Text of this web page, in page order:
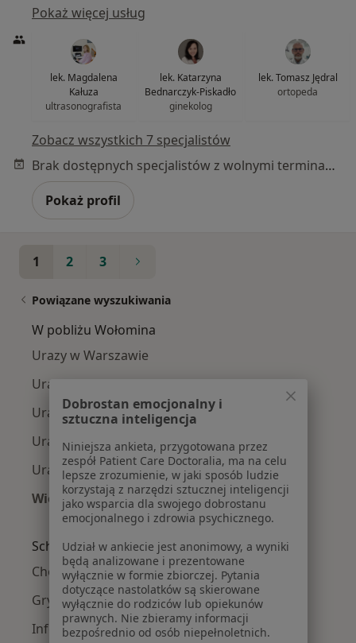
Pokaż więcej usług
lek. Magdalena
Kałuza
ultrasonografista
lek. Katarzyna
Bednarczyk-Piskadło
ginekolog
lek. Tomasz Jędral
ortopeda
Zobacz wszystkich 7 specjalistów
Brak dostępnych specjalistów z wolnymi terminami w tym centrum medycznym.
Pokaż profil
1 2 3
Powiązane wyszukiwania
W pobliżu Wołomina
Urazy w Warszawie
Urazy w Otwocku
Urazy w Pruszkowie
Urazy w Piasecznie
Urazy w Legionowie
Więcej (14)
Więcej w kategorii: W pobliżu Wołomina
Schorzenia w Wołominie
Choroby wieku dziecięcego w Wołominie
Grypa w Wołominie
Infekcje dróg oddechowych w Wołominie
Dobrostan emocjonalny i
sztuczna inteligencja
Niniejsza ankieta, przygotowana przez
zespół Patient Care Doctoralia, ma na celu
lepsze zrozumienie, w jaki sposób ludzie
korzystają z narzędzi sztucznej inteligencji
jako wsparcia dla swojego dobrostanu
emocjonalnego i zdrowia psychicznego.
Udział w ankiecie jest anonimowy, a wyniki
będą analizowane i prezentowane
wyłącznie w formie zbiorczej. Pytania
dotyczące nastolatków są skierowane
wyłącznie do rodziców lub opiekunów
prawnych. Nie zbieramy informacji
bezpośrednio od osób niepełnoletnich.